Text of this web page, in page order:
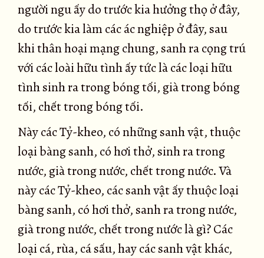
người ngu ấy do trước kia hưởng thọ ở đây,
do trước kia làm các ác nghiệp ở đây, sau
khi thân hoại mạng chung, sanh ra cọng trú
với các loài hữu tình ấy tức là các loại hữu
tình sinh ra trong bóng tối, già trong bóng
tối, chết trong bóng tối.
Này các Tỷ-kheo, có những sanh vật, thuộc
loại bàng sanh, có hơi thở, sinh ra trong
nước, già trong nước, chết trong nước. Và
này các Tỷ-kheo, các sanh vật ấy thuộc loại
bàng sanh, có hơi thở, sanh ra trong nước,
già trong nước, chết trong nước là gì? Các
loại cá, rùa, cá sấu, hay các sanh vật khác,